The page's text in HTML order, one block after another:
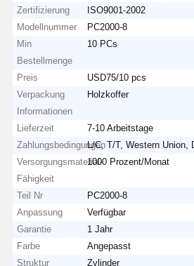
Zertifizierung
ISO9001-2002
Modellnummer
PC2000-8
Min
Bestellmenge
10 PCs
Preis
USD75/10 pcs
Verpackung
Informationen
Holzkoffer
Lieferzeit
7-10 Arbeitstage
ZahlungsbedingungenL/C, T/T, Western Union,
Versorgungsmaterial-
Fähigkeit
1000 Prozent/Monat
Teil Nr
PC2000-8
Anpassung
Verfügbar
Garantie
1 Jahr
Farbe
Angepasst
Struktur
Zylinder